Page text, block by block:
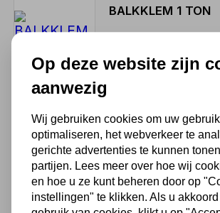
BALKKLEM 1 TON
35,00 excl. BTW
BALKKLEM 3 TON
90,75
75,00 excl. BTW
Op deze website zijn
aanwezig
Wij gebruiken cookies om uw
optimaliseren, het webverkeer te
gerichte advertenties te kunnen
partijen. Lees meer over hoe wij
en hoe u ze kunt beheren door op
instellingen" te klikken. Als u